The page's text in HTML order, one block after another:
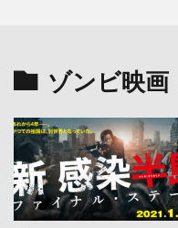
ゾンビ映画